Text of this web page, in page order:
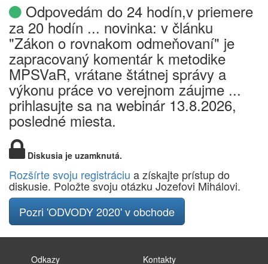
Odpovedám do 24 hodín,v priemere
za 20 hodín ... novinka: v článku
"Zákon o rovnakom odmeňovaní" je
zapracovaný komentár k metodike
MPSVaR, vrátane štátnej správy a
výkonu práce vo verejnom záujme ...
prihlasujte sa na webinár 13.8.2026,
posledné miesta.
Diskusia je uzamknutá.
Rozšírte svoju registráciu a získajte prístup do
diskusie. Položte svoju otázku Jozefovi Mihálovi.
Pozri 'ODVODY 2020' v obchode
Odkazy Kontakty